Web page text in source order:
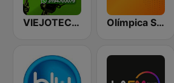
VIEJOTECA "para Beber y Gozar" Olímpica Stereo - Medellín 104.9 FM